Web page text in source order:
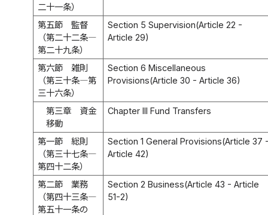
二十一条）
第五節 監督
（第二十二条―
第二十九条）
Section 5 Supervision(Article 22 -
Article 29)
第六節 雑則
（第三十条―第
三十六条）
Section 6 Miscellaneous
Provisions(Article 30 - Article 36)
第三章 資金
移動
Chapter III Fund Transfers
第一節 総則
（第三十七条―
第四十二条）
Section 1 General Provisions(Article 37
Article 42)
第二節 業務
（第四十三条―
第五十一条の
Section 2 Business(Article 43 - Article
51-2)